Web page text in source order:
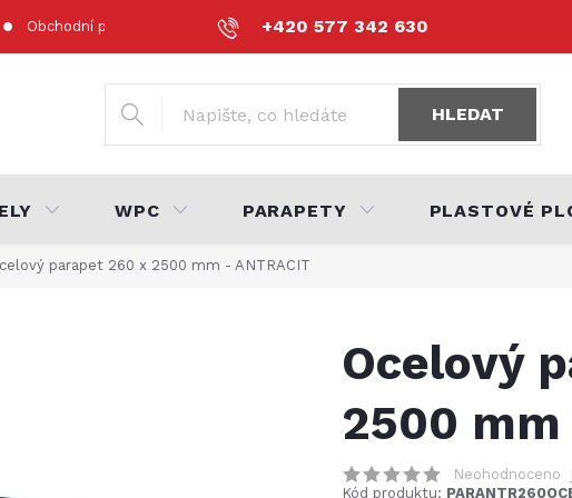
+420 577 342 630
Obchodní podmínky Podmínky ochrany osobních údajů
HLEDAT
WPC PARAPETY PLASTOVÉ
parapet 260 x 2500 mm - ANTRACIT
Ocelový
2500 mm
Neohodnoceno
Kód produktu: